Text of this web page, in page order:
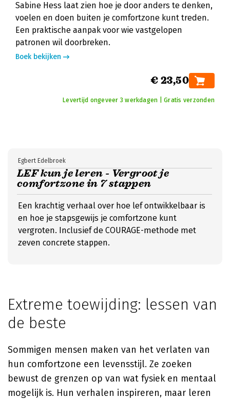
Sabine Hess laat zien hoe je door anders te denken,
voelen en doen buiten je comfortzone kunt treden.
Een praktische aanpak voor wie vastgelopen
patronen wil doorbreken.
Boek bekijken
€ 23,50
Levertijd ongeveer 3 werkdagen | Gratis verzonden
LEF kun je leren - Vergroot je
comfortzone in 7 stappen
Egbert Edelbroek
Een krachtig verhaal over hoe lef ontwikkelbaar is
en hoe je stapsgewijs je comfortzone kunt
vergroten. Inclusief de COURAGE-methode met
zeven concrete stappen.
Extreme toewijding: lessen van
de beste
Sommigen mensen maken van het verlaten van
hun comfortzone een levensstijl. Ze zoeken
bewust de grenzen op van wat fysiek en mentaal
mogelijk is. Hun verhalen inspireren, maar leren